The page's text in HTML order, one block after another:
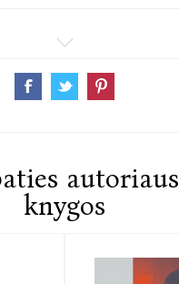
autoriaus
knygos